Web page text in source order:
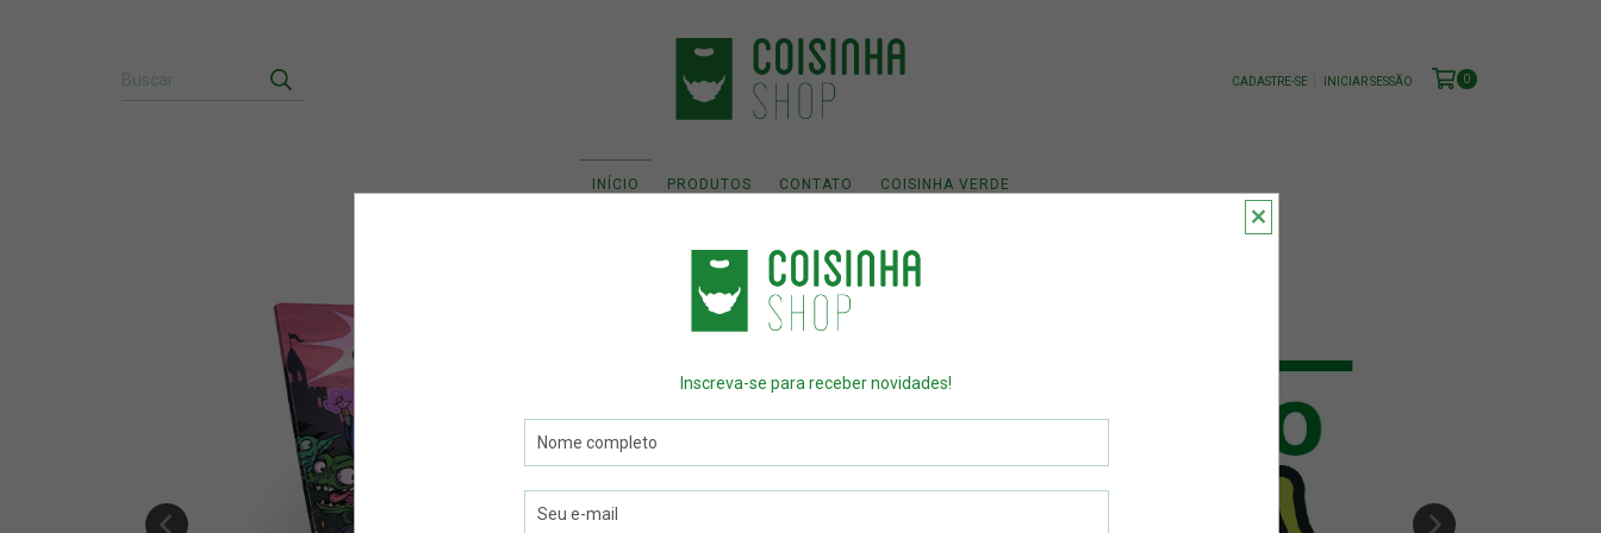
CADASTRE-SE INICIAR SESSÃO 0
INÍCIO PRODUTOS CONTATO COISINHA VERDE
Inscreva-se para receber novidades!